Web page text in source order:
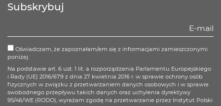
Subskrybuj
Oświadczam, że zapoznałam/em się z informacjami zamieszczonymi
poniżej:
Na podstawie art. 6 ust. 1 lit. a rozporządzenia Parlamentu Europejskiego
i Rady (UE) 2016/679 z dnia 27 kwietnia 2016 r. w sprawie ochrony osób
fizycznych w związku z przetwarzaniem danych osobowych i w sprawie
swobodnego przepływu takich danych oraz uchylenia dyrektywy
95/46/WE (RODO), wyrażam zgodę na przetwarzanie przez Instytut Polski